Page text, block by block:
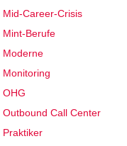
Mid-Career-Crisis
Mint-Berufe
Moderne
Monitoring
OHG
Outbound Call Center
Praktiker